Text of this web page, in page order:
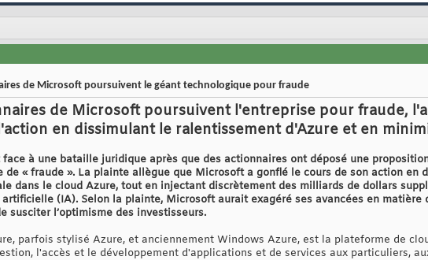
de Microsoft poursuivent le géant technologique pour fraude
de Microsoft poursuivent l'entreprise pour fraude,
en dissimulant le ralentissement d'Azure et en
à une bataille juridique après que des actionnaires ont déposé une
de « fraude ». La plainte allègue que Microsoft a gonflé le cours de son action en
dans le cloud Azure, tout en injectant discrètement des milliards de dollars
artificielle (IA). Selon la plainte, Microsoft aurait exagéré ses avancées en matière
susciter l’optimisme des investisseurs.
parfois stylisé Azure, et anciennement Windows Azure, est la plateforme de
l'accès et le développement d'applications et de services aux particuliers,